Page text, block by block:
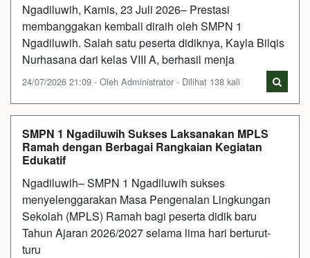
Ngadiluwih, Kamis, 23 Juli 2026– Prestasi
membanggakan kembali diraih oleh SMPN 1
Ngadiluwih. Salah satu peserta didiknya, Kayla Bilqis
Nurhasana dari kelas VIII A, berhasil menja
24/07/2026 21:09 - Oleh Administrator - Dilihat 138 kali
SMPN 1 Ngadiluwih Sukses Laksanakan MPLS
Ramah dengan Berbagai Rangkaian Kegiatan
Edukatif
Ngadiluwih– SMPN 1 Ngadiluwih sukses
menyelenggarakan Masa Pengenalan Lingkungan
Sekolah (MPLS) Ramah bagi peserta didik baru
Tahun Ajaran 2026/2027 selama lima hari berturut-
turu